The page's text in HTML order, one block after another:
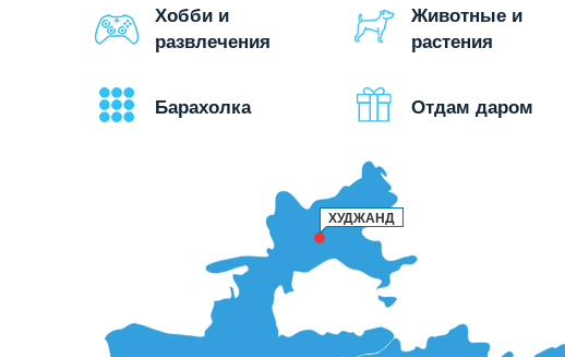
Хобби и
развлечения
Животные и
растения
Барахолка Отдам даром
ХУДЖАНД